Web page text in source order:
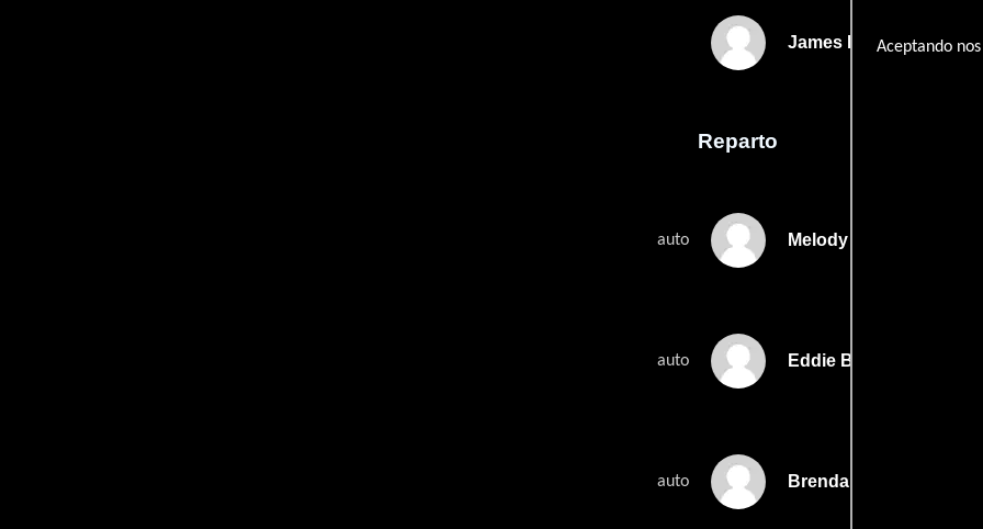
Aceptando
James R. Petix
Reparto
auto Melody Baetens
auto Eddie Baranek
auto Brendan Benson